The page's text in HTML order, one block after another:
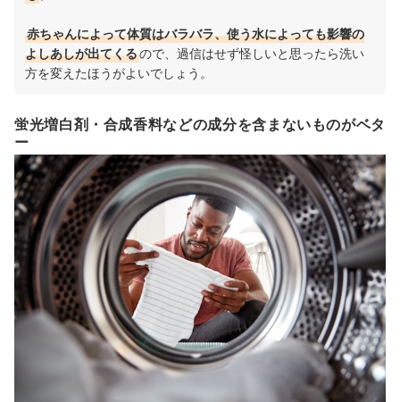
赤ちゃんによって体質はバラバラ、使う水によっても影響の
よしあしが出てくるので、過信はせず怪しいと思ったら洗い
方を変えたほうがよいでしょう。
蛍光増白剤・合成香料などの成分を含まないものがベタ
ー